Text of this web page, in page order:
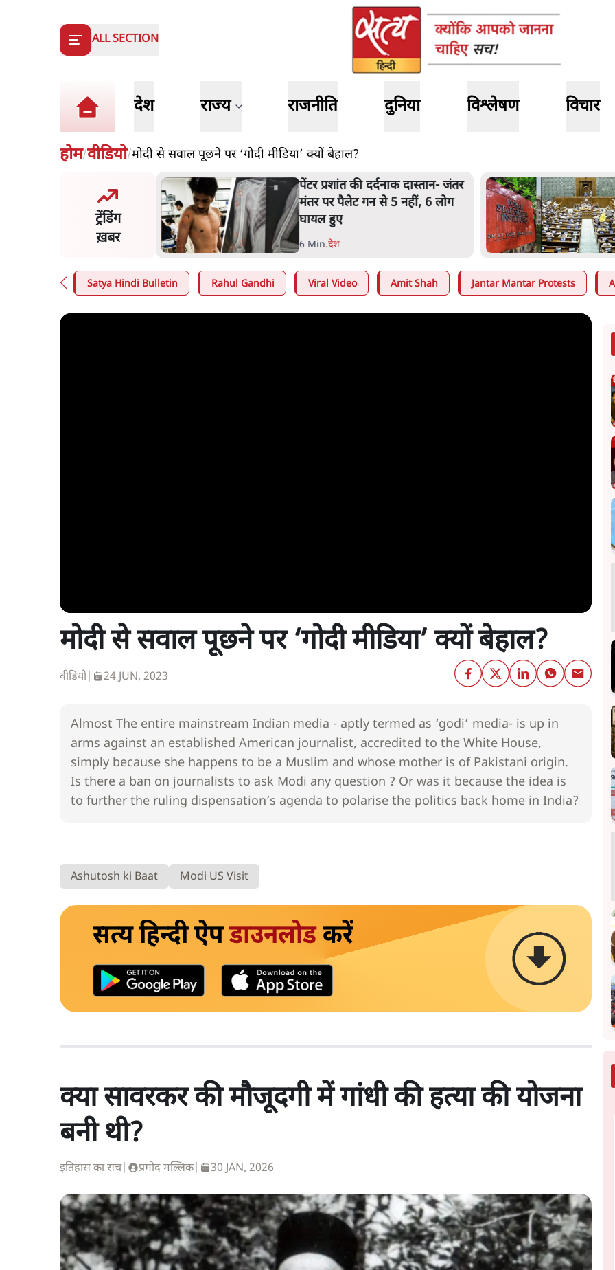
ALL SECTION
देश राज्य राजनीति दुनिया विश्लेषण विचार
होम/वीडियो/मोदी से सवाल पूछने पर ‘गोदी मीडिया’ क्यों बेहाल?
ट्रेंडिंग
ख़बर
किया जा रहा है, पर मोदी-
बोलने की हिम्मत नहीं'- राहुल
पेंटर प्रशांत की दर्दनाक दास्तान- जंतर
मंतर पर पैलेट गन से 5 नहीं, 6 लोग
घायल हुए
6 Min.देश
Satya Hindi Bulletin Rahul Gandhi Viral Video Amit Shah Jantar Mantar Protests
मोदी से सवाल पूछने पर ‘गोदी मीडिया’ क्यों बेहाल?
वीडियो| 24 JUN, 2023
Almost The entire mainstream Indian media - aptly termed as ‘godi’ media- is up in
arms against an established American journalist, accredited to the White House,
simply because she happens to be a Muslim and whose mother is of Pakistani origin.
Is there a ban on journalists to ask Modi any question ? Or was it because the idea is
to further the ruling dispensation’s agenda to polarise the politics back home in India?
Ashutosh ki Baat Modi US Visit
सत्य हिन्दी ऐपडाउनलोडकरें
क्या सावरकर की मौजूदगी में गांधी की हत्या की योजना
बनी थी?
इतिहास का सच| प्रमोद मल्लिक| 30 JAN, 2026